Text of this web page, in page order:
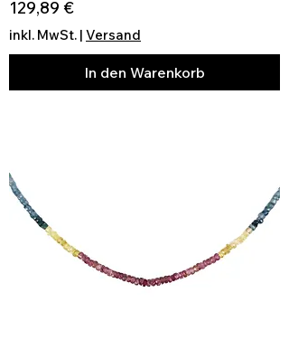
Preis
129,89 €
inkl. MwSt. | Versand
In den Warenkorb